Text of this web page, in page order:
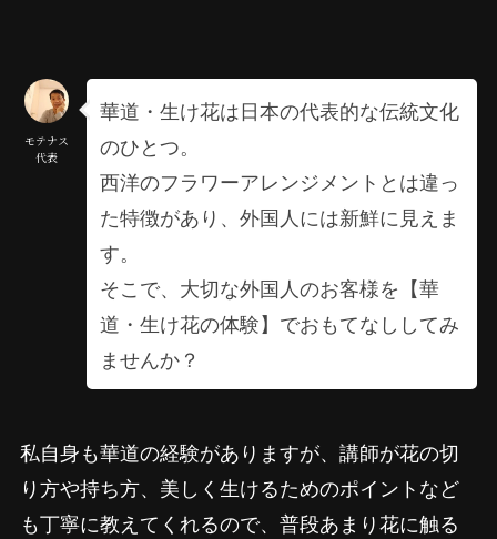
モテナス
代表
華道・生け花は日本の代表的な伝統文化
のひとつ。
西洋のフラワーアレンジメントとは違っ
た特徴があり、外国人には新鮮に見えま
す。
そこで、大切な外国人のお客様を【華
道・生け花の体験】でおもてなししてみ
ませんか？
私自身も華道の経験がありますが、講師が花の切
り方や持ち方、美しく生けるためのポイントなど
も丁寧に教えてくれるので、普段あまり花に触る